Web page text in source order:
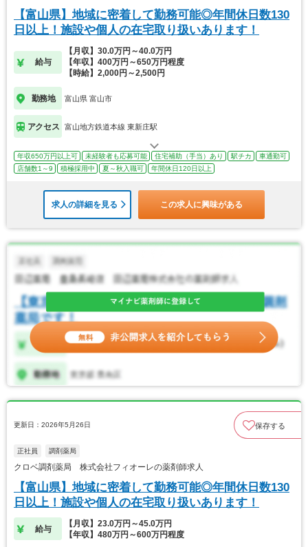
【富山県】地域に密着して勤務可能◎年間休日数130
日以上！施設や個人の在宅取り扱いあります！
給与
【月収】30.0万円～40.0万円
【年収】400万円～650万円程度
【時給】2,000円～2,500円
勤務地 富山県 富山市
アクセス 富山地方鉄道本線 東新庄駅
年収650万円以上可 未経験者も応募可能 住宅補助（手当）あり 駅チカ
車通勤可
店舗数1～9
積極採用中 夏～秋入職可 年間休日120日以上
求人の詳細を見る この求人に興味がある
更新日：2026年5月26日 保存する
正社員 調剤薬局
クロベ調剤薬局 株式会社フィオーレの薬剤師求人
【富山県】地域に密着して勤務可能◎年間休日数130
日以上！施設や個人の在宅取り扱いあります！
給与
【月収】23.0万円～45.0万円
【年収】480万円～600万円程度